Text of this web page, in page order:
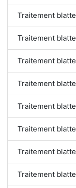
Traitement
Traitement
Traitement
Traitement
Traitement
Traitement
Traitement
Traitement